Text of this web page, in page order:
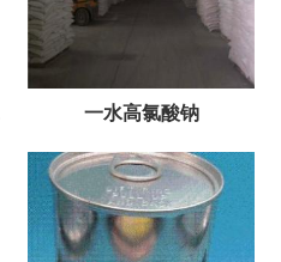
一水高氯酸钠